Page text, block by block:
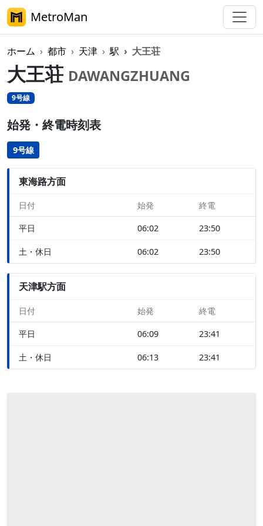
MetroMan
ホーム 都市 天津 駅 大王荘
大王荘 DAWANGZHUANG
9号線
始発・終電時刻表
9号線
東海路方面
日付 始発 終電
平日 06:02 23:50
土・休日 06:02 23:50
天津駅方面
日付 始発 終電
平日 06:09 23:41
土・休日 06:13 23:41